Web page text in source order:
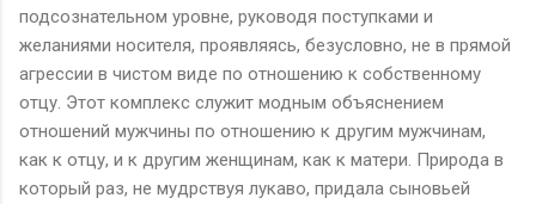
подсознательном уровне, руководя поступками и
желаниями носителя, проявляясь, безусловно, не в прямой
агрессии в чистом виде по отношению к собственному
отцу. Этот комплекс служит модным объяснением
отношений мужчины по отношению к другим мужчинам,
как к отцу, и к другим женщинам, как к матери. Природа в
который раз, не мудрствуя лукаво, придала сыновьей